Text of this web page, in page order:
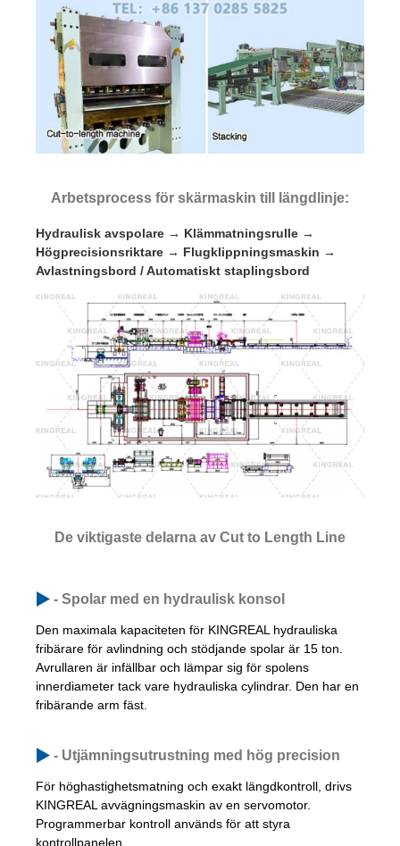
Arbetsprocess för skärmaskin till längdlinje:
Hydraulisk avspolare → Klämmatningsrulle →
Högprecisionsriktare → Flugklippningsmaskin →
Avlastningsbord / Automatiskt staplingsbord
De viktigaste delarna av Cut to Length Line
- Spolar med en hydraulisk konsol
Den maximala kapaciteten för KINGREAL hydrauliska
fribärare för avlindning och stödjande spolar är 15 ton.
Avrullaren är infällbar och lämpar sig för spolens
innerdiameter tack vare hydrauliska cylindrar. Den har en
fribärande arm fäst.
- Utjämningsutrustning med hög precision
För höghastighetsmatning och exakt längdkontroll, drivs
KINGREAL avvägningsmaskin av en servomotor.
Programmerbar kontroll används för att styra
kontrollpanelen.